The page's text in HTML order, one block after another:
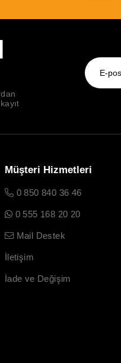
Müşteri Hizmetleri
0 850 840 36 46
0 555 168 20 20
Mail Destek
İletişim
İade ve Değişim